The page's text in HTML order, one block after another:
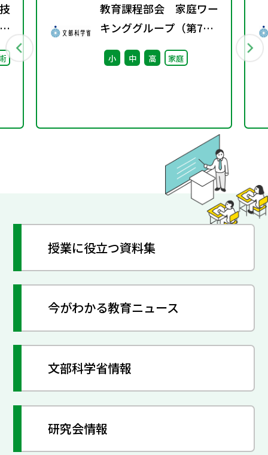
教育課程部会 家庭ワー
キンググループ（第7
回） 配付資料
小 中 高 家庭
授業に役立つ資料集
今がわかる教育ニュース
文部科学省情報
研究会情報